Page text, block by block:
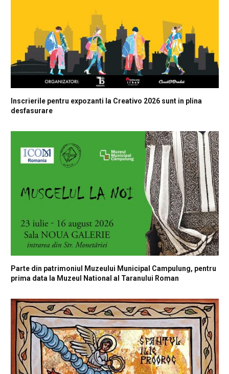
Inscrierile pentru expozanti la Creativo 2026 sunt in plina
desfasurare
Parte din patrimoniul Muzeului Municipal Campulung, pentru
prima data la Muzeul National al Taranului Roman